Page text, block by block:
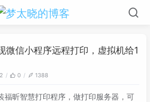
微信小程序远程打印，虚拟机给1
0 1388
福昕智慧打印程序，做打印服务器，可